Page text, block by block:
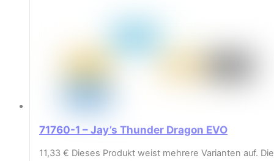
71760-1 – Jay’s Thunder Dragon EVO
11,33 € Dieses Produkt weist mehrere Varianten auf. Die